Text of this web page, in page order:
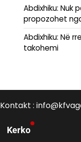
Abdixhiku:
propozohet
Abdixhiku: Në
takohemi
Kontakt :
Kerko